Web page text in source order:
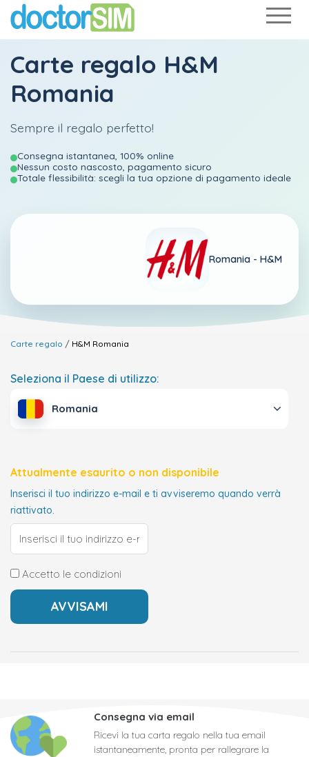
Carte regalo H&M
Romania
Sempre il regalo perfetto!
Consegna istantanea, 100% online
Nessun costo nascosto, pagamento sicuro
Totale flessibilità: scegli la tua opzione di pagamento ideale
Romania - H&M
Carte regalo H&M Romania
Seleziona il Paese di utilizzo:
Romania
Attualmente esaurito o non disponibile
Inserisci il tuo indirizzo e-mail e ti avviseremo quando verrà
riattivato.
Accetto le condizioni
Consegna via email
Ricevi la tua carta regalo nella tua email
istantaneamente, pronta per rallegrare la